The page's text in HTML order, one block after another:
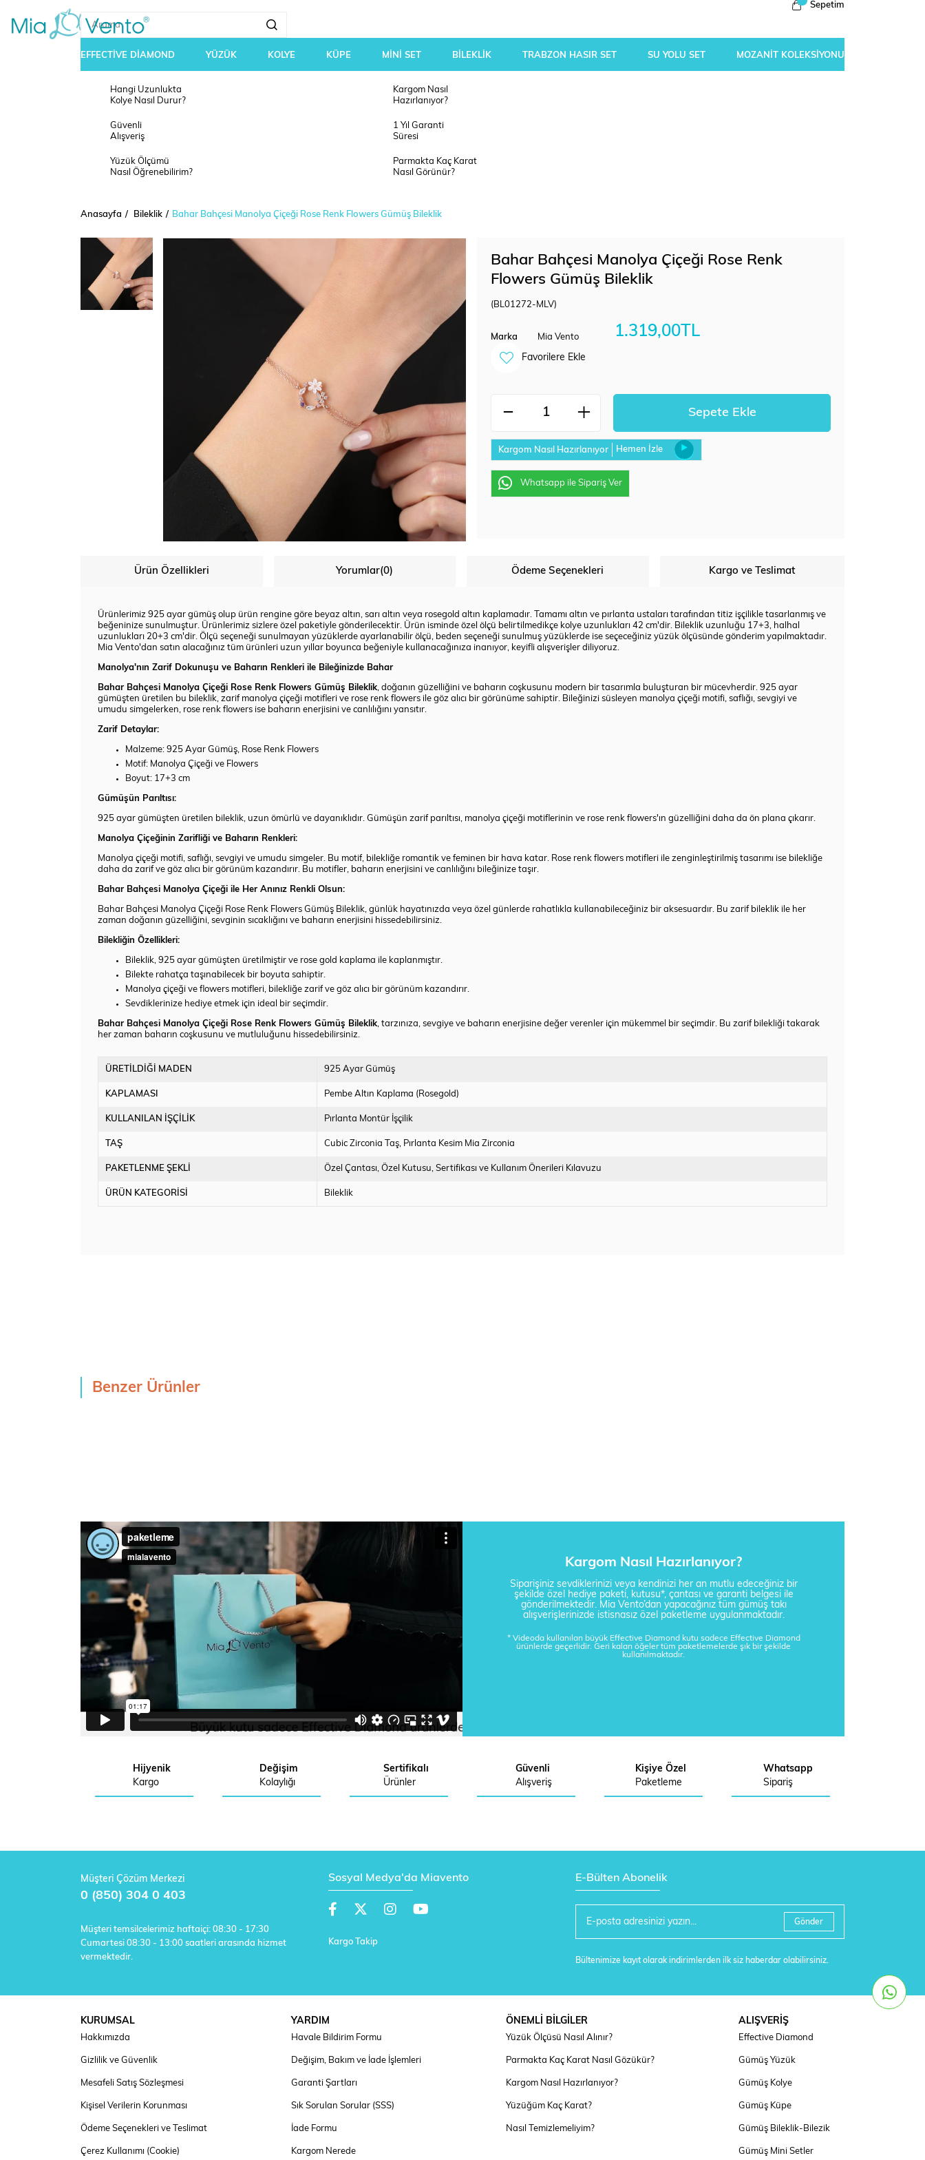
Sepetim
EFFECTİVE DİAMOND YÜZÜK KOLYE KÜPE MİNİ SET BİLEKLİK TRABZON HASIR SET SU YOLU SET MOZANİT KOLEKSİYONU
Hangi Uzunlukta
Kolye Nasıl Durur?
Kargom Nasıl
Hazırlanıyor?
Güvenli
Alışveriş
1 Yıl Garanti
Süresi
Yüzük Ölçümü
Nasıl Öğrenebilirim?
Parmakta Kaç Karat
Nasıl Görünür?
Anasayfa Bileklik Bahar Bahçesi Manolya Çiçeği Rose Renk Flowers Gümüş Bileklik
Bahar Bahçesi Manolya Çiçeği Rose Renk
Flowers Gümüş Bileklik
(BL01272-MLV)
Marka Mia Vento 1.319,00TL
Favorilere Ekle
Kargom Nasıl Hazırlanıyor Hemen İzle
Whatsapp ile Sipariş Ver
Ürün Özellikleri Yorumlar(0) Ödeme Seçenekleri Kargo ve Teslimat
Ürünlerimiz 925 ayar gümüş olup ürün rengine göre beyaz altın, sarı altın veya rosegold altın kaplamadır. Tamamı altın ve pırlanta ustaları tarafından titiz işçilikle tasarlanmış ve
beğeninize sunulmuştur. Ürünlerimiz sizlere özel paketiyle gönderilecektir. Ürün isminde özel ölçü belirtilmedikçe kolye uzunlukları 42 cm'dir. Bileklik uzunluğu 17+3, halhal
uzunlukları 20+3 cm'dir. Ölçü seçeneği sunulmayan yüzüklerde ayarlanabilir ölçü, beden seçeneği sunulmuş yüzüklerde ise seçeceğiniz yüzük ölçüsünde gönderim yapılmaktadır.
Mia Vento'dan satın alacağınız tüm ürünleri uzun yıllar boyunca beğeniyle kullanacağınıza inanıyor, keyifli alışverişler diliyoruz.
Manolya'nın Zarif Dokunuşu ve Baharın Renkleri ile Bileğinizde Bahar
Bahar Bahçesi Manolya Çiçeği Rose Renk Flowers Gümüş Bileklik, doğanın güzelliğini ve baharın coşkusunu modern bir tasarımla buluşturan bir mücevherdir. 925 ayar
gümüşten üretilen bu bileklik, zarif manolya çiçeği motifleri ve rose renk flowers ile göz alıcı bir görünüme sahiptir. Bileğinizi süsleyen manolya çiçeği motifi, saflığı, sevgiyi ve
umudu simgelerken, rose renk flowers ise baharın enerjisini ve canlılığını yansıtır.
Zarif Detaylar:
Malzeme: 925 Ayar Gümüş, Rose Renk Flowers
Motif: Manolya Çiçeği ve Flowers
Boyut: 17+3 cm
Gümüşün Parıltısı:
925 ayar gümüşten üretilen bileklik, uzun ömürlü ve dayanıklıdır. Gümüşün zarif parıltısı, manolya çiçeği motiflerinin ve rose renk flowers'ın güzelliğini daha da ön plana çıkarır.
Manolya Çiçeğinin Zarifliği ve Baharın Renkleri:
Manolya çiçeği motifi, saflığı, sevgiyi ve umudu simgeler. Bu motif, bilekliğe romantik ve feminen bir hava katar. Rose renk flowers motifleri ile zenginleştirilmiş tasarımı ise bilekliğe
daha da zarif ve göz alıcı bir görünüm kazandırır. Bu motifler, baharın enerjisini ve canlılığını bileğinize taşır.
Bahar Bahçesi Manolya Çiçeği ile Her Anınız Renkli Olsun:
Bahar Bahçesi Manolya Çiçeği Rose Renk Flowers Gümüş Bileklik, günlük hayatınızda veya özel günlerde rahatlıkla kullanabileceğiniz bir aksesuardır. Bu zarif bileklik ile her
zaman doğanın güzelliğini, sevginin sıcaklığını ve baharın enerjisini hissedebilirsiniz.
Bilekliğin Özellikleri:
Bileklik, 925 ayar gümüşten üretilmiştir ve rose gold kaplama ile kaplanmıştır.
Bilekte rahatça taşınabilecek bir boyuta sahiptir.
Manolya çiçeği ve flowers motifleri, bilekliğe zarif ve göz alıcı bir görünüm kazandırır.
Sevdiklerinize hediye etmek için ideal bir seçimdir.
Bahar Bahçesi Manolya Çiçeği Rose Renk Flowers Gümüş Bileklik, tarzınıza, sevgiye ve baharın enerjisine değer verenler için mükemmel bir seçimdir. Bu zarif bilekliği takarak
her zaman baharın coşkusunu ve mutluluğunu hissedebilirsiniz.
ÜRETİLDİĞİ MADEN 925 Ayar Gümüş
KAPLAMASI Pembe Altın Kaplama (Rosegold)
KULLANILAN İŞÇİLİK Pırlanta Montür İşçilik
TAŞ Cubic Zirconia Taş Pırlanta Kesim Mia Zirconia
PAKETLENME ŞEKLİ Özel Çantası Özel Kutusu Sertifikası ve Kullanım Önerileri Kılavuzu
ÜRÜN KATEGORİSİ Bileklik
Benzer Ürünler
Kargom Nasıl Hazırlanıyor?
Siparişiniz sevdiklerinizi veya kendinizi her an mutlu edeceğiniz bir
şekilde özel hediye paketi, kutusu*, çantası ve garanti belgesi ile
gönderilmektedir. Mia Vento’dan yapacağınız tüm gümüş takı
alışverişlerinizde istisnasız özel paketleme uygulanmaktadır.
* Videoda kullanılan büyük Effective Diamond kutu sadece Effective Diamond
ürünlerde geçerlidir. Geri kalan öğeler tüm paketlemelerde şık bir şekilde
kullanılmaktadır.
Hijyenik
Kargo
Değişim
Kolaylığı
Sertifikalı
Ürünler
Güvenli
Alışveriş
Kişiye Özel
Paketleme
Whatsapp
Sipariş
Müşteri Çözüm Merkezi
0 (850) 304 0 403
Müşteri temsilcelerimiz haftaiçi: 08:30 - 17:30
Cumartesi 08:30 - 13:00 saatleri arasında hizmet
vermektedir.
Sosyal Medya'da Miavento
Kargo Takip
E-Bülten Abonelik
Gönder
Bültenimize kayıt olarak indirimlerden ilk siz haberdar olabilirsiniz.
KURUMSAL
Hakkımızda
Gizlilik ve Güvenlik
Mesafeli Satış Sözleşmesi
Kişisel Verilerin Korunması
Ödeme Seçenekleri ve Teslimat
Çerez Kullanımı (Cookie)
YARDIM
Havale Bildirim Formu
Değişim, Bakım ve İade İşlemleri
Garanti Şartları
Sık Sorulan Sorular (SSS)
İade Formu
Kargom Nerede
ÖNEMLİ BİLGİLER
Yüzük Ölçüsü Nasıl Alınır?
Parmakta Kaç Karat Nasıl Gözükür?
Kargom Nasıl Hazırlanıyor?
Yüzüğüm Kaç Karat?
Nasıl Temizlemeliyim?
ALIŞVERİŞ
Effective Diamond
Gümüş Yüzük
Gümüş Kolye
Gümüş Küpe
Gümüş Bileklik-Bilezik
Gümüş Mini Setler